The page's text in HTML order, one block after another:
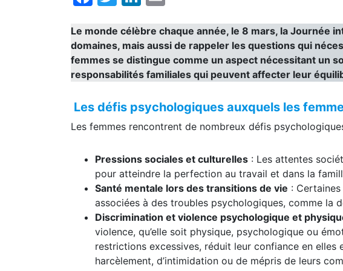
Le monde célèbre chaque année, le 8 mars, la Journée
domaines, mais aussi de rappeler les questions qui
femmes se distingue comme un aspect nécessitant un
responsabilités familiales qui peuvent affecter leur
Les défis psychologiques auxquels les
Les femmes rencontrent de nombreux défis
Pressions sociales et culturelles : Les attentes
pour atteindre la perfection au travail et dans la
Santé mentale lors des transitions de vie :
associées à des troubles psychologiques, comme la
Discrimination et violence psychologique et
violence, qu’elle soit physique, psychologique ou
restrictions excessives, réduit leur confiance en elles
harcèlement, d’intimidation ou de mépris de leurs